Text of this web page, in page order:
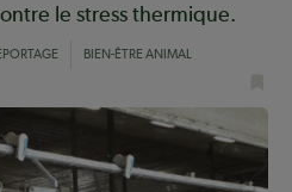
le stress thermique.
BIEN-ÊTRE ANIMAL